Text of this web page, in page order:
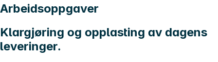
Arbeidsoppgaver
Klargjøring og opplasting av dagens
leveringer.